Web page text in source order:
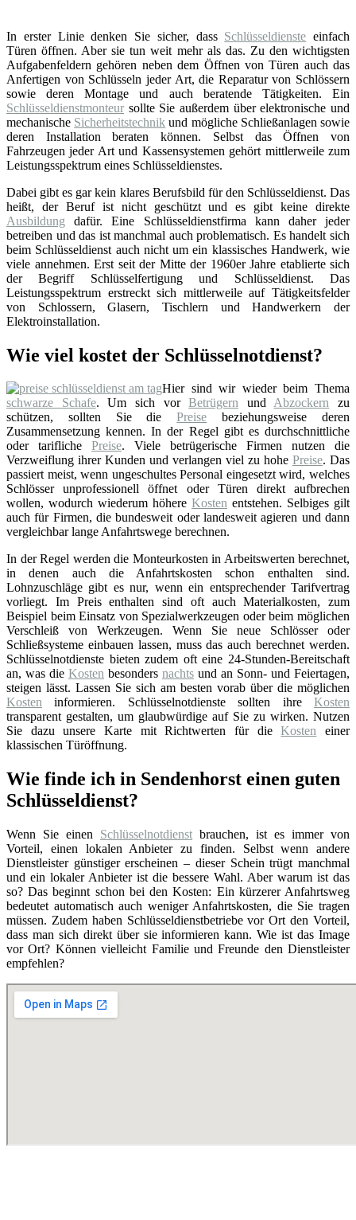
In erster Linie denken Sie sicher, dass Schlüsseldienste einfach
Türen öffnen. Aber sie tun weit mehr als das. Zu den wichtigsten
Aufgabenfeldern gehören neben dem Öffnen von Türen auch das
Anfertigen von Schlüsseln jeder Art, die Reparatur von Schlössern
sowie deren Montage und auch beratende Tätigkeiten. Ein
Schlüsseldienstmonteur sollte Sie außerdem über elektronische und
mechanische Sicherheitstechnik und mögliche Schließanlagen sowie
deren Installation beraten können. Selbst das Öffnen von
Fahrzeugen jeder Art und Kassensystemen gehört mittlerweile zum
Leistungsspektrum eines Schlüsseldienstes.
Dabei gibt es gar kein klares Berufsbild für den Schlüsseldienst. Das
heißt, der Beruf ist nicht geschützt und es gibt keine direkte
Ausbildung dafür. Eine Schlüsseldienstfirma kann daher jeder
betreiben und das ist manchmal auch problematisch. Es handelt sich
beim Schlüsseldienst auch nicht um ein klassisches Handwerk, wie
viele annehmen. Erst seit der Mitte der 1960er Jahre etablierte sich
der Begriff Schlüsselfertigung und Schlüsseldienst. Das
Leistungsspektrum erstreckt sich mittlerweile auf Tätigkeitsfelder
von Schlossern, Glasern, Tischlern und Handwerkern der
Elektroinstallation.
Wie viel kostet der Schlüsselnotdienst?
Hier sind wir wieder beim Thema
schwarze Schafe. Um sich vorBetrügern undAbzockern zu
schützen, sollten Sie diePreise beziehungsweise deren
Zusammensetzung kennen. In der Regel gibt es durchschnittliche
oder tarifliche Preise. Viele betrügerische Firmen nutzen die
Verzweiflung ihrer Kunden und verlangen viel zu hohe Preise. Das
passiert meist, wenn ungeschultes Personal eingesetzt wird, welches
Schlösser unprofessionell öffnet oder Türen direkt aufbrechen
wollen, wodurch wiederum höhere Kosten entstehen. Selbiges gilt
auch für Firmen, die bundesweit oder landesweit agieren und dann
vergleichbar lange Anfahrtswege berechnen.
In der Regel werden die Monteurkosten in Arbeitswerten berechnet,
in denen auch die Anfahrtskosten schon enthalten sind.
Lohnzuschläge gibt es nur, wenn ein entsprechender Tarifvertrag
vorliegt. Im Preis enthalten sind oft auch Materialkosten, zum
Beispiel beim Einsatz von Spezialwerkzeugen oder beim möglichen
Verschleiß von Werkzeugen. Wenn Sie neue Schlösser oder
Schließsysteme einbauen lassen, muss das auch berechnet werden.
Schlüsselnotdienste bieten zudem oft eine 24-Stunden-Bereitschaft
an, was die Kosten besonders nachts und an Sonn- und Feiertagen,
steigen lässt. Lassen Sie sich am besten vorab über die möglichen
Kosten informieren. Schlüsselnotdienste sollten ihre Kosten
transparent gestalten, um glaubwürdige auf Sie zu wirken. Nutzen
Sie dazu unsere Karte mit Richtwerten für dieKosten einer
klassischen Türöffnung.
Wie finde ich in Sendenhorst einen guten
Schlüsseldienst?
Wenn Sie einen Schlüsselnotdienst brauchen, ist es immer von
Vorteil, einen lokalen Anbieter zu finden. Selbst wenn andere
Dienstleister günstiger erscheinen – dieser Schein trügt manchmal
und ein lokaler Anbieter ist die bessere Wahl. Aber warum ist das
so? Das beginnt schon bei den Kosten: Ein kürzerer Anfahrtsweg
bedeutet automatisch auch weniger Anfahrtskosten, die Sie tragen
müssen. Zudem haben Schlüsseldienstbetriebe vor Ort den Vorteil,
dass man sich direkt über sie informieren kann. Wie ist das Image
vor Ort? Können vielleicht Familie und Freunde den Dienstleister
empfehlen?